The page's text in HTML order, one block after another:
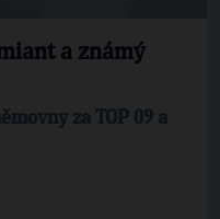
a známý
za TOP 09 a